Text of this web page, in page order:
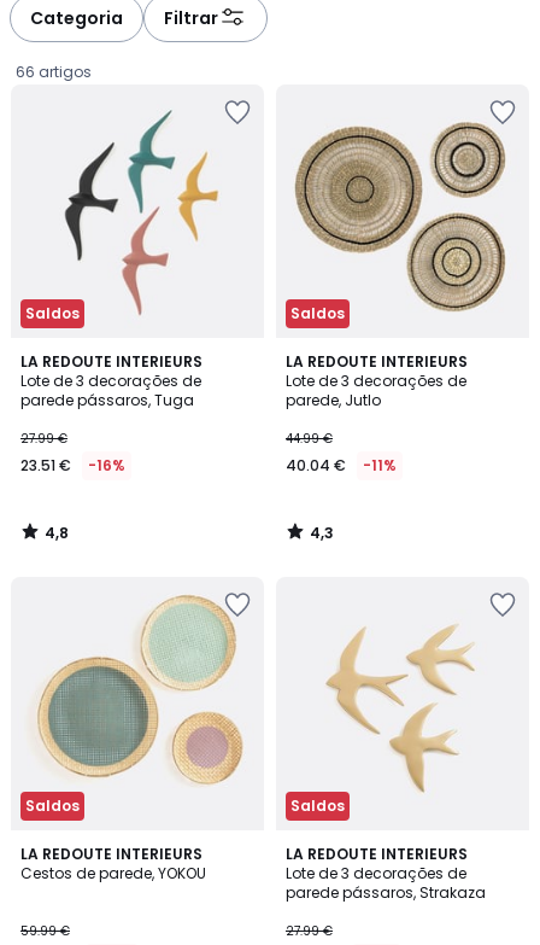
Categoria Filtrar
66 artigos
Saldos
LA REDOUTE INTERIEURS
Lote de 3 decorações de
parede pássaros, Tuga
€
em
de
27.99
aplicado.
27.99 €
23.51 € -16%
4,8
/ 5
4,8
/
Saldos
LA REDOUTE INTERIEURS
Lote de 3 decorações de
parede, Jutlo
44.99 €
40.04 € -11%
4,3
/ 5
4,3
/
Saldos
LA REDOUTE INTERIEURS
Cestos de parede, YOKOU
59.99 €
4,4
/ 5
Saldos
LA REDOUTE INTERIEURS
Lote de 3 decorações de
parede pássaros, Strakaza
27.99 €
4,8
/ 5